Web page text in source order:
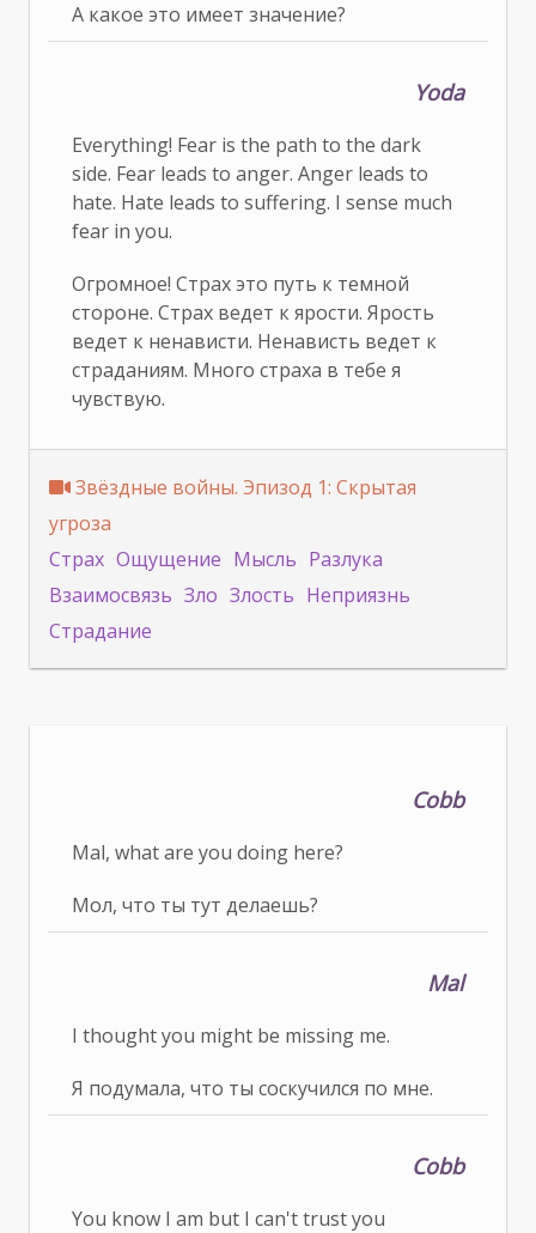
А какое это имеет значение?
Yoda
Everything! Fear is the path to the dark
side. Fear leads to anger. Anger leads to
hate. Hate leads to suffering. I sense much
fear in you.
Огромное! Страх это путь к темной
стороне. Страх ведет к ярости. Ярость
ведет к ненависти. Ненависть ведет к
страданиям. Много страха в тебе я
чувствую.
Звёздные войны. Эпизод 1: Скрытая
угроза
Страх Ощущение Мысль Разлука
Взаимосвязь Зло Злость Неприязнь
Страдание
Cobb
Mal, what are you doing here?
Мол, что ты тут делаешь?
Mal
I thought you might be missing me.
Я подумала, что ты соскучился по мне.
Cobb
You know I am but I can't trust you